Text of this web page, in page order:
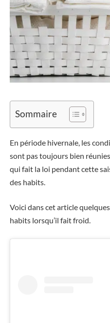
Sommaire
En période hivernale, les
sont pas toujours bien
qui fait la loi pendant cette
des habits.
Voici dans cet article
habits lorsqu’il fait froid.